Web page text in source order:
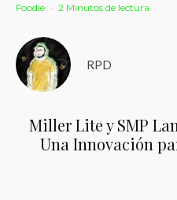
Foodie · 2 Minutos de lectura
RPD
Miller Lite y SMP
Una Innovación